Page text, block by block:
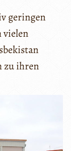
geringen
vielen
zu ihren